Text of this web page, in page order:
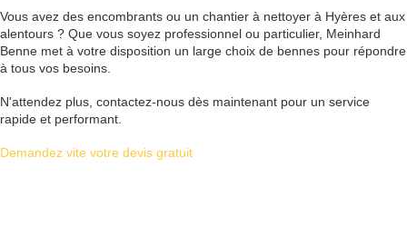
Vous avez des encombrants ou un chantier à nettoyer à Hyères et aux
alentours ? Que vous soyez professionnel ou particulier, Meinhard
Benne met à votre disposition un large choix de bennes pour répondre
à tous vos besoins.
N'attendez plus, contactez-nous dès maintenant pour un service
rapide et performant.
Demandez vite votre devis gratuit